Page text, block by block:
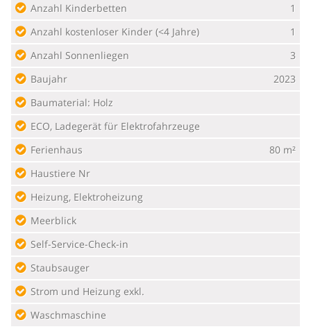
Anzahl Kinderbetten
1
Anzahl kostenloser Kinder (<4 Jahre)
1
Anzahl Sonnenliegen
3
Baujahr
2023
Baumaterial: Holz
ECO, Ladegerät für Elektrofahrzeuge
Ferienhaus
80 m²
Haustiere Nr
Heizung, Elektroheizung
Meerblick
Self-Service-Check-in
Staubsauger
Strom und Heizung exkl.
Waschmaschine